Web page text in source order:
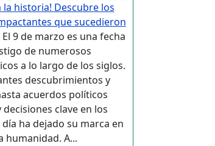
la historia! Descubre los
que sucedieron
El 9 de marzo es una fecha
de numerosos
a lo largo de los siglos.
descubrimientos y
acuerdos políticos
clave en los
ha dejado su marca en
humanidad. A...